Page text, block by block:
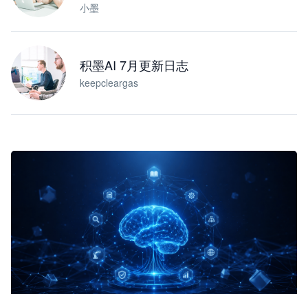
小墨
积墨AI 7月更新日志
keepcleargas